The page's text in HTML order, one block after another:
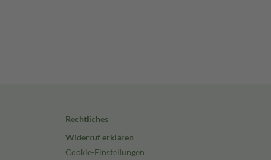
Rechtliches
Widerruf erklären
Cookie-Einstellungen